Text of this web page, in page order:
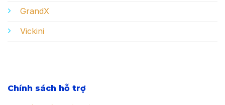
GrandX
Vickini
Chính sách hỗ trợ